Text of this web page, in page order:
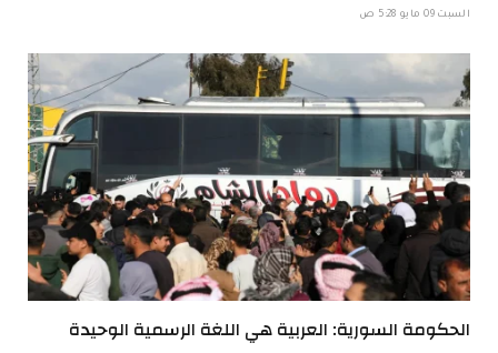
السبت 09 مايو 5:28 ص
الحكومة السورية: العربية هي اللغة الرسمية الوحيدة